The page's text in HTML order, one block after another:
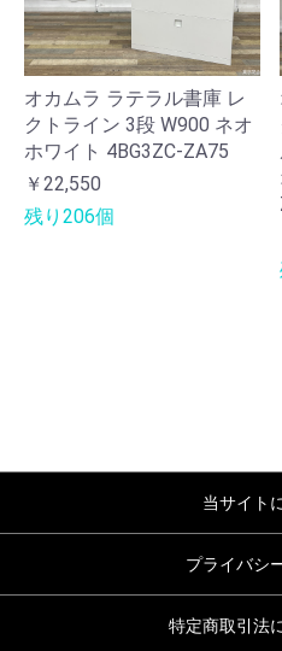
オカムラ ラテラル書庫 レ
クトライン 3段 W900 ネオ
ホワイト 4BG3ZC-ZA75
￥22,550
残り206個
当サイト
プライバシ
特定商取引法